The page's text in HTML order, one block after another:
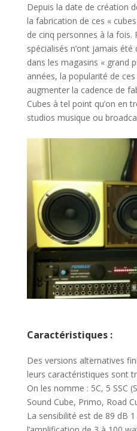
Depuis la date de création
la fabrication de ces «
de cinq personnes à la fois.
spécialisés n’ont jamais
dans les magasins « grand
années, la popularité de
augmenter la cadence de
Cubes à tel point qu’on en
studios musique ou
Caractéristiques :
Des versions alternatives
leurs caractéristiques sont
On les nomme : 5C, 5 SSC
Sound Cube, Primo, Road
La sensibilité est de 89 dB